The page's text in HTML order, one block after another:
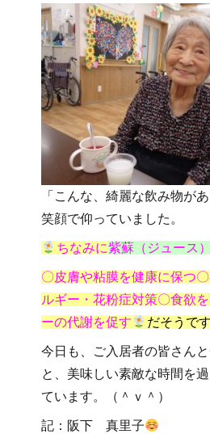
「こんな、綺麗な飲み物が
笑顔で仰っていました。
ちなみに紫蘇（ジュース
〇皮膚や粘膜を健康に保つ
ルギー・花粉症対策〇食欲
ーの代謝を促す
だそうです
今日も、ご入居者の皆さん
と、美味しい素敵な時間を
ています。（＾ｖ＾）
記：阪下 真里子